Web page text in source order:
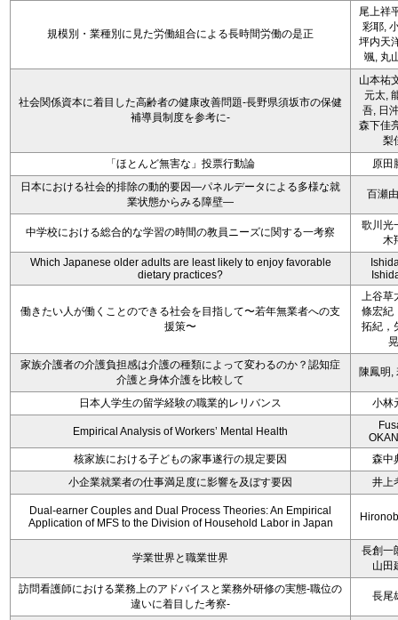
規模別・業種別に見た労働組合による長時間労働の是正
尾上祥
彩耶,
坪内天
颯, 丸
社会関係資本に着目した高齢者の健康改善問題-長野県須坂市の保健
補導員制度を参考に-
山本祐
元太,
吾, 日
森下佳
梨
「ほとんど無害な」投票行動論
原田
日本における社会的排除の動的要因―パネルデータによる多様な就
業状態からみる障壁―
百瀬
中学校における総合的な学習の時間の教員ニーズに関する一考察
歌川光
木
Which Japanese older adults are least likely to enjoy favorable
dietary practices?
働きたい人が働くことのできる社会を目指して〜若年無業者への支
援策〜
上谷草
條宏紀
拓紀，
晃
家族介護者の介護負担感は介護の種類によって変わるのか？認知症
介護と身体介護を比較して
陳鳳明,
日本人学生の留学経験の職業的レリバンス 小林
Empirical Analysis of Workers’ Mental Health
核家族における子どもの家事遂行の規定要因
森中
小企業就業者の仕事満足度に影響を及ぼす要因
井上
Dual-earner Couples and Dual Process Theories: An Empirical
Application of MFS to the Division of Household Labor in Japan
学業世界と職業世界
長創一
山田
訪問看護師における業務上のアドバイスと業務外研修の実態-職位の
違いに着目した考察-
長尾